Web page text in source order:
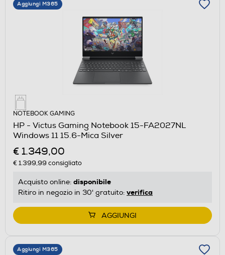
Aggiungi M365
NOTEBOOK GAMING
HP - Victus Gaming Notebook 15-FA2027NL
Windows 11 15.6-Mica Silver
€ 1.349,00
€ 1.399,99 consigliato
Acquisto online: disponibile
Ritiro in negozio in 30' gratuito: verifica
AGGIUNGI
Aggiungi M365